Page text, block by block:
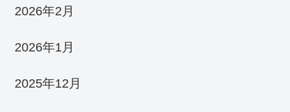
2026年2月
2026年1月
2025年12月